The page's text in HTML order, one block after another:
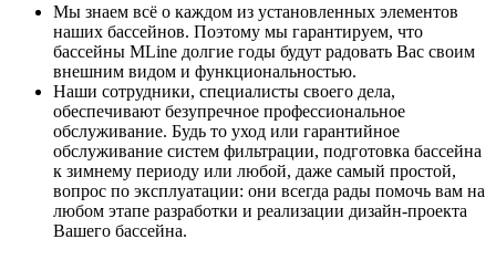
Мы знаем всё о каждом из установленных элементов
наших бассейнов. Поэтому мы гарантируем, что
бассейны MLine долгие годы будут радовать Вас своим
внешним видом и функциональностью.
Наши сотрудники, специалисты своего дела,
обеспечивают безупречное профессиональное
обслуживание. Будь то уход или гарантийное
обслуживание систем фильтрации, подготовка бассейна
к зимнему периоду или любой, даже самый простой,
вопрос по эксплуатации: они всегда рады помочь вам на
любом этапе разработки и реализации дизайн-проекта
Вашего бассейна.